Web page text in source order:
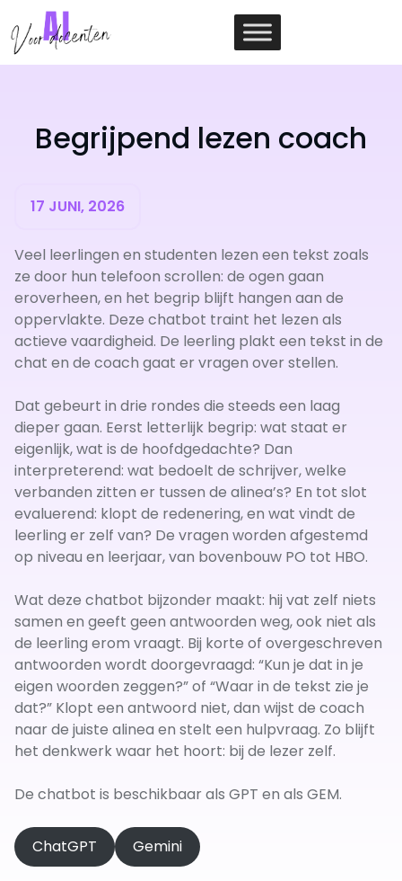
naar
de
Begrijpend lezen coach
17 JUNI, 2026
Veel leerlingen en studenten lezen een tekst zoals
ze door hun telefoon scrollen: de ogen gaan
eroverheen, en het begrip blijft hangen aan de
oppervlakte. Deze chatbot traint het lezen als
actieve vaardigheid. De leerling plakt een tekst in de
chat en de coach gaat er vragen over stellen.
Dat gebeurt in drie rondes die steeds een laag
dieper gaan. Eerst letterlijk begrip: wat staat er
eigenlijk, wat is de hoofdgedachte? Dan
interpreterend: wat bedoelt de schrijver, welke
verbanden zitten er tussen de alinea’s? En tot slot
evaluerend: klopt de redenering, en wat vindt de
leerling er zelf van? De vragen worden afgestemd
op niveau en leerjaar, van bovenbouw PO tot HBO.
Wat deze chatbot bijzonder maakt: hij vat zelf niets
samen en geeft geen antwoorden weg, ook niet als
de leerling erom vraagt. Bij korte of overgeschreven
antwoorden wordt doorgevraagd: “Kun je dat in je
eigen woorden zeggen?” of “Waar in de tekst zie je
dat?” Klopt een antwoord niet, dan wijst de coach
naar de juiste alinea en stelt een hulpvraag. Zo blijft
het denkwerk waar het hoort: bij de lezer zelf.
De chatbot is beschikbaar als GPT en als GEM.
ChatGPT Gemini